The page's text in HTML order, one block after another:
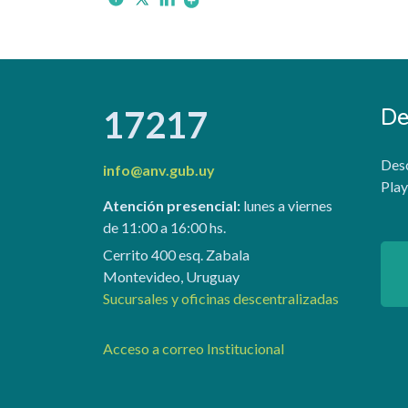
17217
info@anv.gub.uy
Atención presencial:lunes a viernes
de 11:00 a 16:00 hs.
Cerrito 400 esq. Zabala
Montevideo, Uruguay
Sucursales y oficinas descentralizadas
Acceso a correo Institucional